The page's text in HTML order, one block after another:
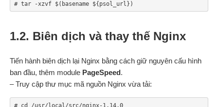
1.2. Biên dịch và thay thế Nginx
Tiến hành biên dịch lại Nginx bằng cách giữ nguyên cấu hình
ban đầu, thêm module PageSpeed.
– Truy cập thư mục mã nguồn Nginx vừa tải:
# cd /usr/local/src/nginx-1.14.0